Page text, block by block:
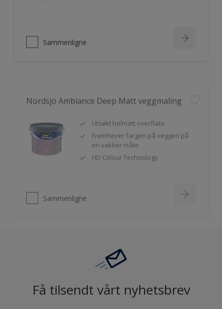
Sammenligne
Fremhever fargen på veggen på
en vakker måte
HD Colour Technology
Få tilsendt vårt nyhetsbrev